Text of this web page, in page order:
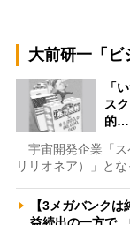
大前研一「ビ
「
ス
的…
宇宙開発企業「ス
リリオネア）」と
【3メガバンク
益続出の一方で